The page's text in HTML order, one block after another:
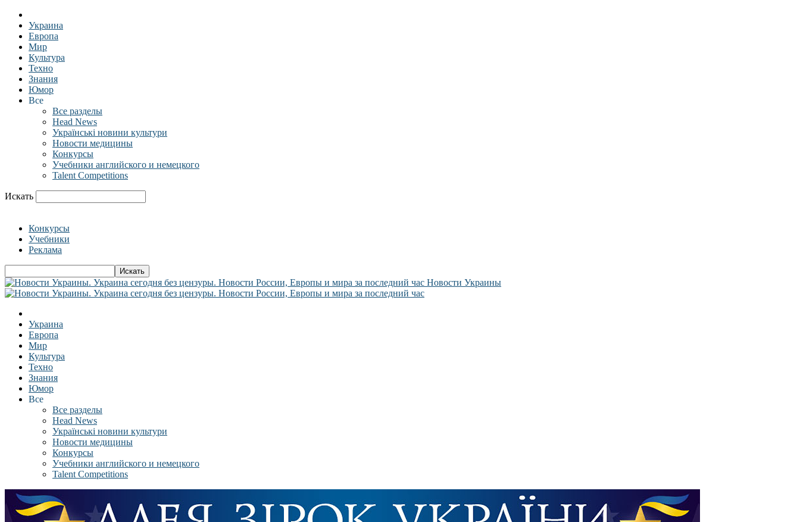
Украина
Европа
Мир
Культура
Техно
Знания
Юмор
Все
Все разделы
Head News
Українські новини культури
Новости медицины
Конкурсы
Учебники английского и немецкого
Talent Competitions
Искать
Конкурсы
Учебники
Реклама
Новости Украины
Украина
Европа
Мир
Культура
Техно
Знания
Юмор
Все
Все разделы
Head News
Українські новини культури
Новости медицины
Конкурсы
Учебники английского и немецкого
Talent Competitions